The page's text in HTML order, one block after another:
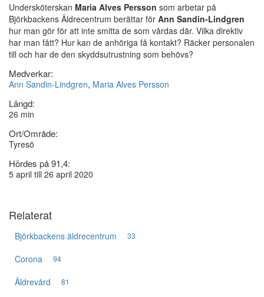
Undersköterskan Maria Alves Persson som arbetar på
Björkbackens Äldrecentrum berättar för Ann Sandin-Lindgren
hur man gör för att inte smitta de som vårdas där. Vilka direktiv
har man fått? Hur kan de anhöriga få kontakt? Räcker personalen
till och har de den skyddsutrustning som behövs?
Medverkar:
Ann Sandin-Lindgren, Maria Alves Persson
Längd:
26 min
Ort/Område:
Tyresö
Hördes på 91,4:
5 april till 26 april 2020
Relaterat
Björkbackens äldrecentrum 33
Corona 94
Äldrevård 81